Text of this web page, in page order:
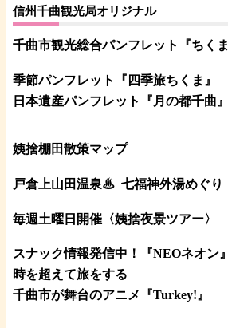
信州千曲観光局オリジナル
千曲市観光総合パンフレット 『ちくま
季節パンフレット『四季旅ちくま』
日本遺産パンフレット
『月の都千曲 』
姨捨棚田散策マップ
戸倉上山田温泉♨ 七福神外湯めぐり
毎週土曜日開催〈姨捨夜景ツアー〉
スナック情報発信中！『NEOネオン』
時を超えて旅をする
千曲市が舞台のアニメ『Turkey!』